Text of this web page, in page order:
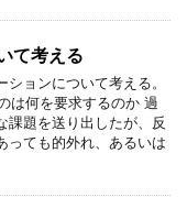
て考える
ョンについて考える。
は何を要求するのか 過
課題を送り出したが、反
っても的外れ、あるいは